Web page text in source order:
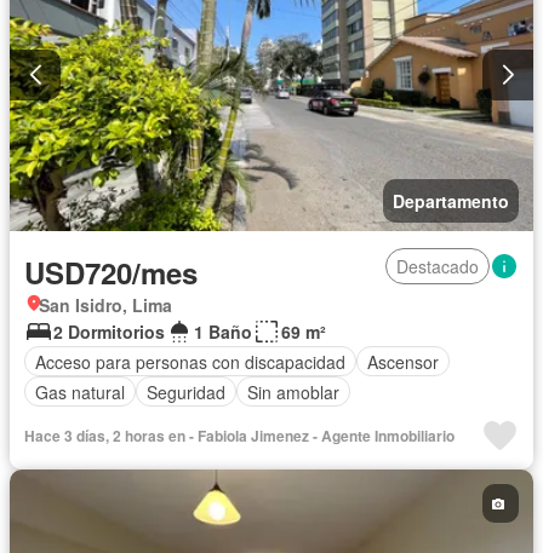
Departamento
USD720/mes
Destacado
San Isidro, Lima
2 Dormitorios
1 Baño
69 m²
Acceso para personas con discapacidad
Ascensor
Gas natural
Seguridad Sin amoblar
Hace 3 días, 2 horas en - Fabiola Jimenez - Agente Inmobiliario